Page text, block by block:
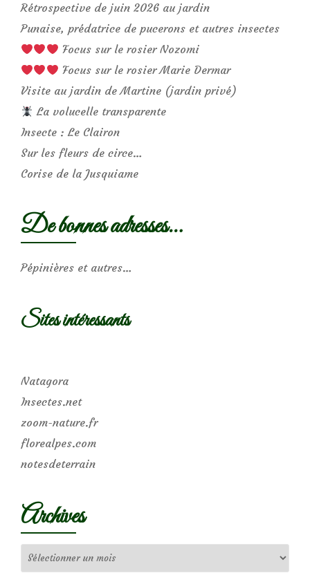
Rétrospective de juin 2026 au jardin
Punaise, prédatrice de pucerons et autres insectes
Focus sur le rosier Nozomi
Focus sur le rosier Marie Dermar
Visite au jardin de Martine (jardin privé)
La volucelle transparente
Insecte : Le Clairon
Sur les fleurs de circe…
Corise de la Jusquiame
De bonnes adresses…
Pépinières et autres…
Sites intéressants
Natagora
Insectes.net
zoom-nature.fr
florealpes.com
notesdeterrain
Archives